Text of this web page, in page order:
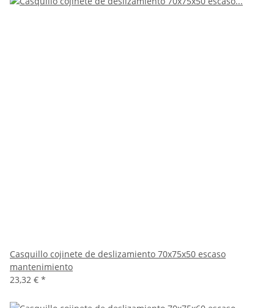
Casquillo cojinete de deslizamiento 70x75x50 escaso
mantenimiento
23,32 € *